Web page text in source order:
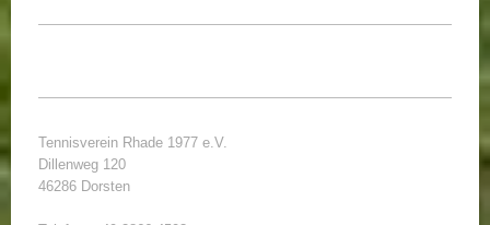
Tennisverein Rhade 1977 e.V.
Dillenweg 120
46286 Dorsten